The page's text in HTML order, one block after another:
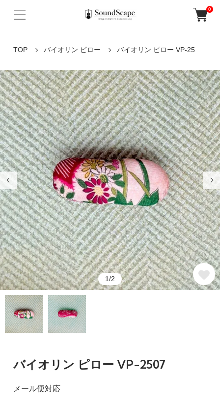
0
TOP バイオリン ピロー バイオリン ピロー VP-25
1/2
バイオリン ピロー VP-2507
メール便対応